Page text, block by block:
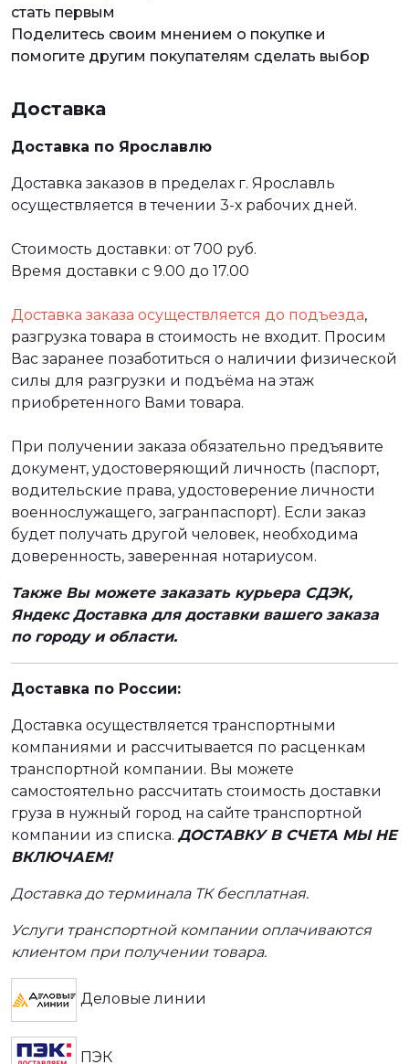
стать первым
Поделитесь своим мнением о покупке и
помогите другим покупателям сделать выбор
Доставка
Доставка по Ярославлю
Доставка заказов в пределах г. Ярославль
осуществляется в течении 3-х рабочих дней.
Стоимость доставки: от 700 руб.
Время доставки с 9.00 до 17.00
Доставка заказа осуществляется до подъезда,
разгрузка товара в стоимость не входит. Просим
Вас заранее позаботиться о наличии физической
силы для разгрузки и подъёма на этаж
приобретенного Вами товара.
При получении заказа обязательно предъявите
документ, удостоверяющий личность (паспорт,
водительские права, удостоверение личности
военнослужащего, загранпаспорт). Если заказ
будет получать другой человек, необходима
доверенность, заверенная нотариусом.
Также Вы можете заказать курьера СДЭК,
Яндекс Доставка для доставки вашего заказа
по городу и области.
Доставка по России:
Доставка осуществляется транспортными
компаниями и рассчитывается по расценкам
транспортной компании. Вы можете
самостоятельно рассчитать стоимость доставки
груза в нужный город на сайте транспортной
компании из списка. ДОСТАВКУ В СЧЕТА МЫ НЕ
ВКЛЮЧАЕМ!
Доставка до терминала ТК бесплатная.
Услуги транспортной компании оплачиваются
клиентом при получении товара.
Деловые линии
ПЭК